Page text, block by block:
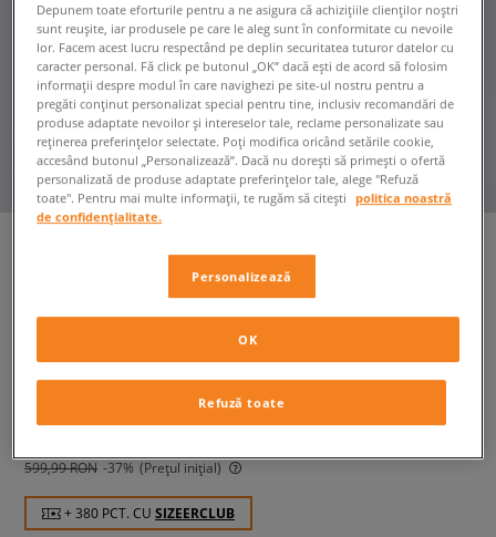
ADIDAS CAMPUS 00S W
femei, sneakers
389,99 RON -3% (Cel mai mic preț din ultimele 30 de zile înainte de
599,99 RON -37% (Prețul inițial)
+ 380 PCT. CU SIZEERCLUB
Depunem toate eforturile pentru a ne asigura că achizițiile clienților noștri
sunt reușite, iar produsele pe care le aleg sunt în conformitate cu nevoile
lor. Facem acest lucru respectând pe deplin securitatea tuturor datelor cu
caracter personal. Fă click pe butonul „OK” dacă ești de acord să folosim
informații despre modul în care navighezi pe site-ul nostru pentru a
pregăti conținut personalizat special pentru tine, inclusiv recomandări de
produse adaptate nevoilor și intereselor tale, reclame personalizate sau
reținerea preferințelor selectate. Poți modifica oricând setările cookie,
accesând butonul „Personalizează”. Dacă nu dorești să primești o ofertă
personalizată de produse adaptate preferințelor tale, alege "Refuză
toate". Pentru mai multe informații, te rugăm să citești
politica noastră
de confidențialitate.
Personalizează
Refuză toate
OK